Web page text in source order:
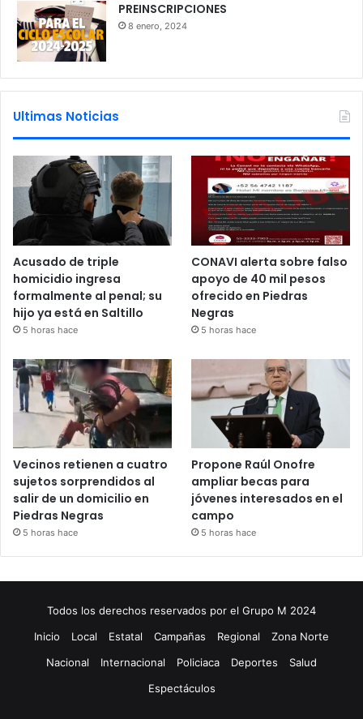
PREINSCRIPCIONES
8 enero, 2024
Ultimas Noticias
Acusado de triple
homicidio ingresa
formalmente al penal; su
hijo ya está en Saltillo
5 horas hace
CONAVI alerta sobre falso
apoyo de 40 mil pesos
ofrecido en Piedras
Negras
5 horas hace
Vecinos retienen a cuatro
sujetos sorprendidos al
salir de un domicilio en
Piedras Negras
5 horas hace
Propone Raúl Onofre
ampliar becas para
jóvenes interesados en el
campo
5 horas hace
Todos los derechos reservados por el Grupo M 2024
Inicio
Local Estatal Campañas Regional
Zona Norte
Nacional
Internacional Policiaca Deportes
Salud
Espectáculos